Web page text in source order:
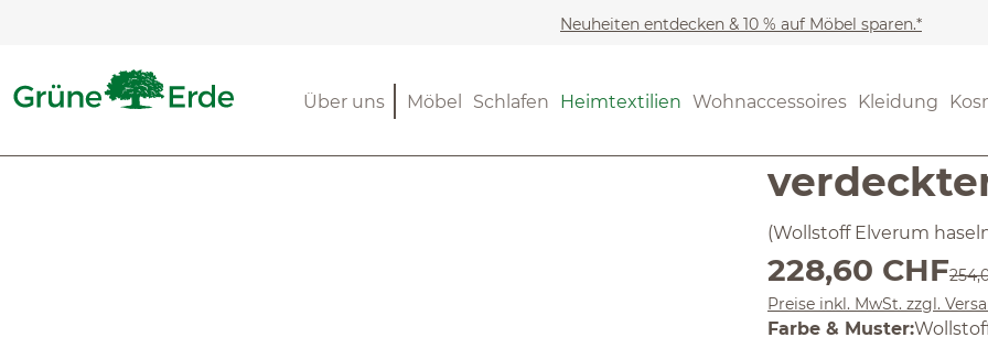
Neuheiten entdecken & 10 % auf Möbel sparen.*
Möbel Schlafen Heimtextilien Wohnaccessoires Kleidung
Über uns (4.88) 8
(Wollstoff Elverum
Verkaufspreis:
228,60 CHF
Preise inkl. MwSt. zzgl.
Farbe & Muster: